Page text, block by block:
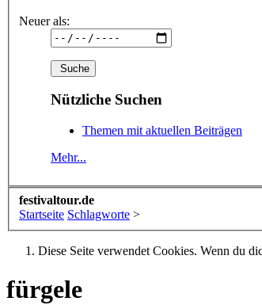
Neuer als:
Nützliche Suchen
Themen mit aktuellen Beiträgen
Mehr...
festivaltour.de
Startseite Schlagworte >
Diese Seite verwendet Cookies. Wenn du
fürgele